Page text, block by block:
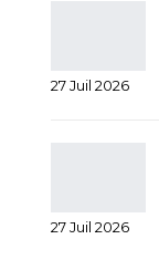
27 Juil 2026
27 Juil 2026